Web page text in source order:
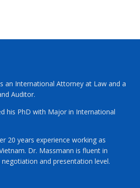
an International Attorney at Law and a
Auditor.
his PhD with Major in International
20 years experience working as
Dr. Massmann is fluent in
and presentation level.